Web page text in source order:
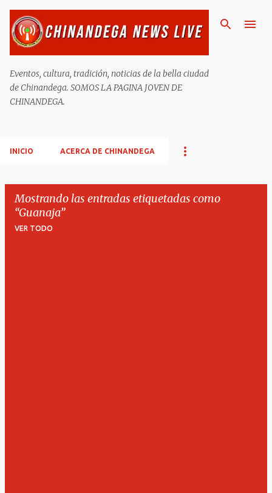
Eventos, cultura, tradición, noticias de la bella ciudad
de Chinandega. SOMOS LA PAGINA JOVEN DE
CHINANDEGA.
INICIO ACERCA DE CHINANDEGA
Mostrando las entradas etiquetadas como
Guanaja
VER TODO